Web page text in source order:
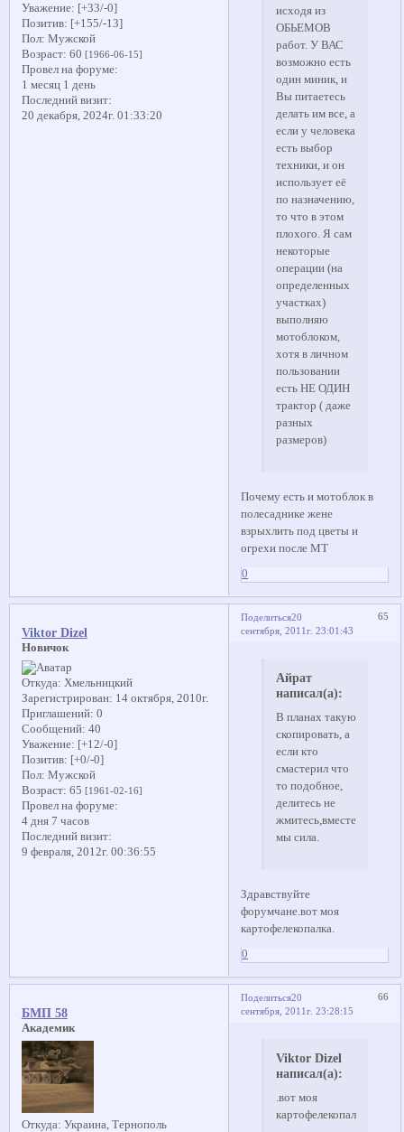
Уважение: [+33/-0]
Позитив: [+155/-13]
Пол: Мужской
Возраст: 60 [1966-06-15]
Провел на форуме:
1 месяц 1 день
Последний визит:
20 декабря, 2024г. 01:33:20
исходя из
ОБЬЕМОВ
работ. У ВАС
возможно есть
один миник, и
Вы питаетесь
делать им все, а
если у человека
есть выбор
техники, и он
использует её
по назначению,
то что в этом
плохого. Я сам
некоторые
операции (на
определенных
участках)
выполняю
мотоблоком,
хотя в личном
пользовании
есть НЕ ОДИН
трактор ( даже
разных
размеров)
Почему есть и мотоблок в
полесаднике жене
взрыхлить под цветы и
огрехи после МТ
0
Поделиться 65
20
сентября, 2011г. 23:01:43
Viktor Dizel
Новичок
Откуда: Хмельницкий
Зарегистрирован: 14 октября, 2010г.
Приглашений: 0
Сообщений: 40
Уважение: [+12/-0]
Позитив: [+0/-0]
Пол: Мужской
Возраст: 65 [1961-02-16]
Провел на форуме:
4 дня 7 часов
Последний визит:
9 февраля, 2012г. 00:36:55
Айрат
написал(а):
В планах такую
скопировать, а
если кто
смастерил что
то подобное,
делитесь не
жмитесь,вместе
мы сила.
Здравствуйте
форумчане.вот моя
картофелекопалка.
0
Поделиться 66
20
сентября, 2011г. 23:28:15
БМП 58
Академик
Откуда: Украина, Тернополь
Viktor Dizel
написал(а):
.вот моя
картофелекопалка